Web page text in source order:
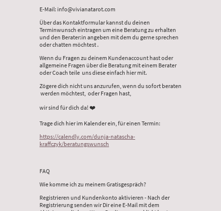
E-Mail: info@vivianatarot.com
Über das Kontaktformular kannst du deinen
Terminwunsch eintragen um eine Beratung zu erhalten
und den Berater:in angeben mit dem du gerne sprechen
oder chatten möchtest .
Wenn du Fragen zu deinem Kundenaccount hast oder
allgemeine Fragen über die Beratung mit einem Berater
oder Coach teile uns diese einfach hier mit.
Zögere dich nicht uns anzurufen, wenn du sofort beraten
werden möchtest, oder Fragen hast,
wir sind für dich da! ❤️
Trage dich hier im Kalender ein, für einen Termin:
https://calendly.com/dunja-natascha-
kraffczyk/beratungswunsch
FAQ
Wie komme ich zu meinem Gratisgespräch?
Registrieren und Kundenkonto aktivieren - Nach der
Registrierung senden wir Dir eine E-Mail mit dem